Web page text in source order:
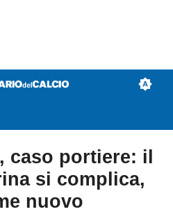
caso portiere: il
si complica,
nuovo